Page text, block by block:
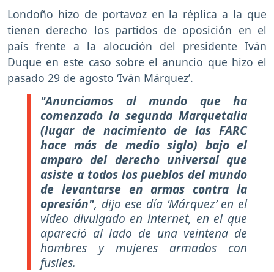
Londoño hizo de portavoz en la réplica a la que
tienen derecho los partidos de oposición en el
país frente a la alocución del presidente Iván
Duque en este caso sobre el anuncio que hizo el
pasado 29 de agosto ‘Iván Márquez’.
"Anunciamos al mundo que ha
comenzado la segunda Marquetalia
(lugar de nacimiento de las FARC
hace más de medio siglo) bajo el
amparo del derecho universal que
asiste a todos los pueblos del mundo
de levantarse en armas contra la
opresión", dijo ese día ‘Márquez’ en el
vídeo divulgado en internet, en el que
apareció al lado de una veintena de
hombres y mujeres armados con
fusiles.